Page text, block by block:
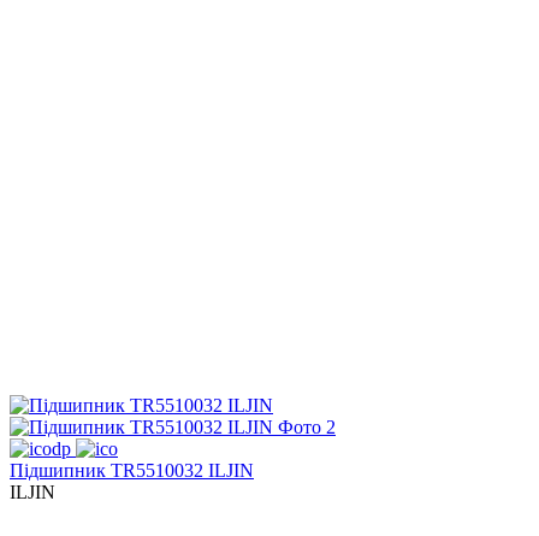
Підшипник TR5510032 ILJIN
ILJIN